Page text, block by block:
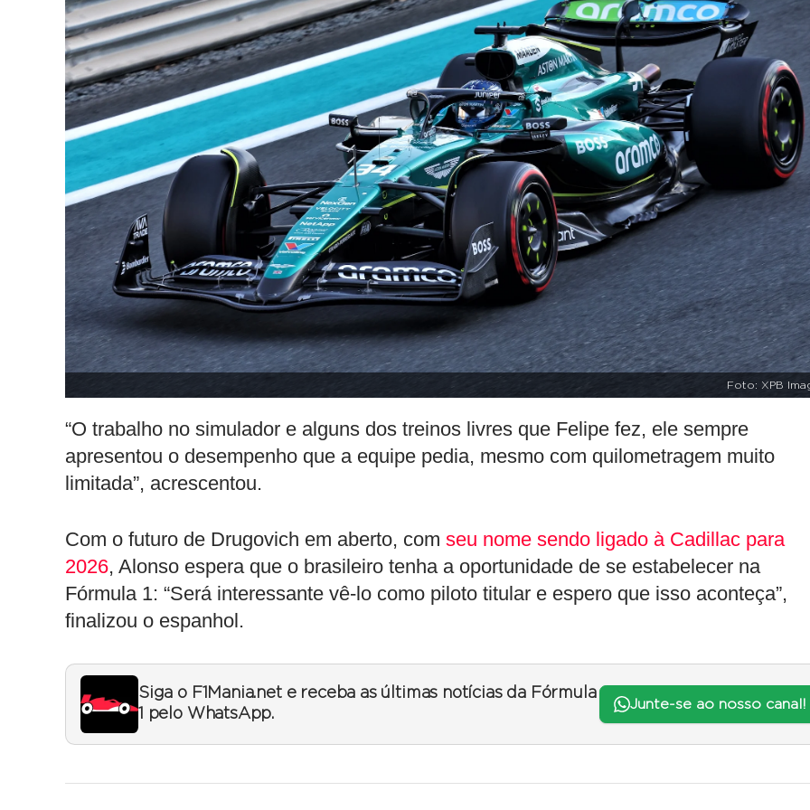
Foto: XPB
“O trabalho no simulador e alguns dos treinos livres que Felipe fez, ele sempre
apresentou o desempenho que a equipe pedia, mesmo com quilometragem muito
limitada”, acrescentou.
Com o futuro de Drugovich em aberto, com seu nome sendo ligado à Cadillac para
2026, Alonso espera que o brasileiro tenha a oportunidade de se estabelecer na
Fórmula 1: “Será interessante vê-lo como piloto titular e espero que isso aconteça”,
finalizou o espanhol.
Siga o F1Mania.net e receba as últimas notícias da Fórmula
1 pelo WhatsApp.
Junte-se ao nosso canal!